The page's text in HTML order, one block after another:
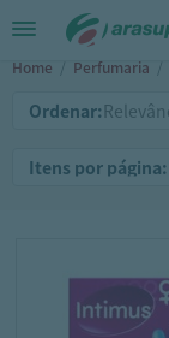
Home / Perfumaria /
Ordenar:
Itens por página: